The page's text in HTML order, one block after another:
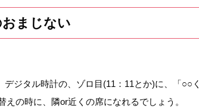
まじない
ジタル時計の、ゾロ目(11：11とか)に、「○○く
の時に、隣or近くの席になれるでしょう。